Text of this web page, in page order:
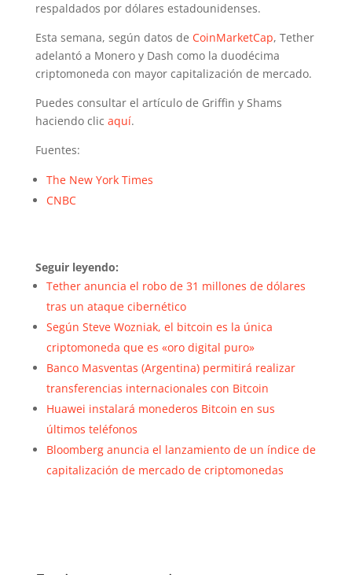
respaldados por dólares estadounidenses.
Esta semana, según datos de CoinMarketCap, Tether
adelantó a Monero y Dash como la duodécima
criptomoneda con mayor capitalización de mercado.
Puedes consultar el artículo de Griffin y Shams
haciendo clic aquí.
Fuentes:
The New York Times
CNBC
Seguir leyendo:
Tether anuncia el robo de 31 millones de dólares
tras un ataque cibernético
Según Steve Wozniak, el bitcoin es la única
criptomoneda que es «oro digital puro»
Banco Masventas (Argentina) permitirá realizar
transferencias internacionales con Bitcoin
Huawei instalará monederos Bitcoin en sus
últimos teléfonos
Bloomberg anuncia el lanzamiento de un índice de
capitalización de mercado de criptomonedas